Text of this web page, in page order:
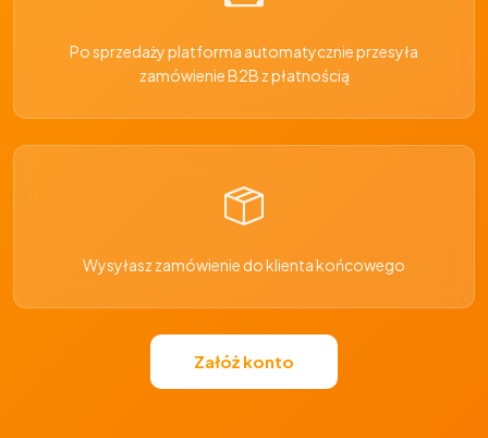
Po sprzedaży platforma automatycznie przesyła
zamówienie B2B z płatnością
Wysyłasz zamówienie do klienta końcowego
Załóż konto